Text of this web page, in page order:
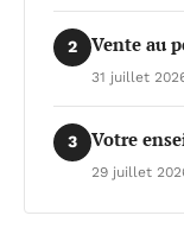
2 Vente au
31 juillet
3 Votre
29 juillet